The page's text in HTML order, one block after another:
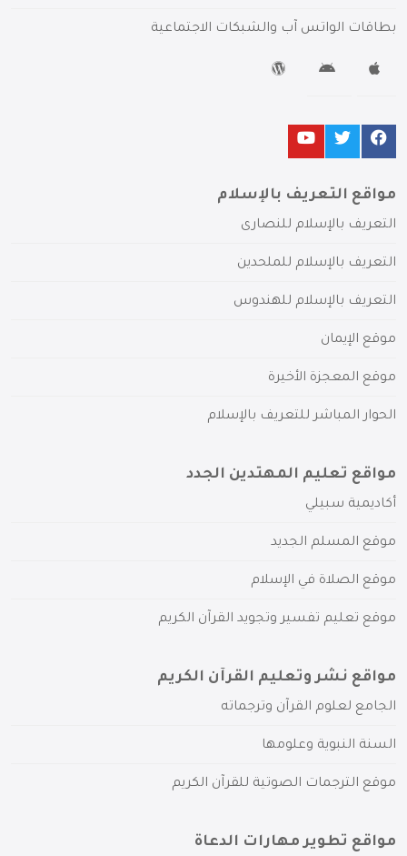
بطاقات الواتس آب والشبكات الاجتماعية
مواقع التعريف بالإسلام
التعريف بالإسلام للنصارى
التعريف بالإسلام للملحدين
التعريف بالإسلام للهندوس
موقع الإيمان
موقع المعجزة الأخيرة
الحوار المباشر للتعريف بالإسلام
مواقع تعليم المهتدين الجدد
أكاديمية سبيلي
موقع المسلم الجديد
موقع الصلاة في الإسلام
موقع تعليم تفسير وتجويد القرآن الكريم
مواقع نشر وتعليم القرآن الكريم
الجامع لعلوم القرآن وترجماته
السنة النبوية وعلومها
موقع الترجمات الصوتية للقرآن الكريم
مواقع تطوير مهارات الدعاة